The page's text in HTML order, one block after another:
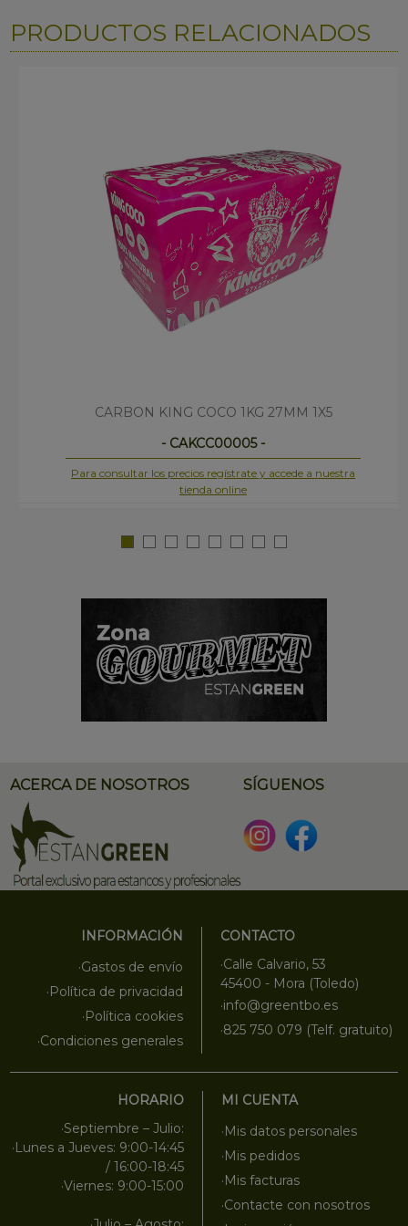
PRODUCTOS RELACIONADOS
CARBON KING COCO 1KG 27MM 1X5
- CAKCC00005 -
Para consultar los precios regístrate y accede a nuestra
tienda online
ACERCA DE NOSOTROS SÍGUENOS
INFORMACIÓN
·Gastos de envío
·Política de privacidad
·Política cookies
·Condiciones generales
CONTACTO
·Calle Calvario, 53
45400 - Mora (Toledo)
·info@greentbo.es
·825 750 079 (Telf. gratuito)
HORARIO
·Septiembre – Julio:
·Lunes a Jueves: 9:00-14:45
/ 16:00-18:45
·Viernes: 9:00-15:00
MI CUENTA
·Mis datos personales
·Mis pedidos
·Mis facturas
·Contacte con nosotros